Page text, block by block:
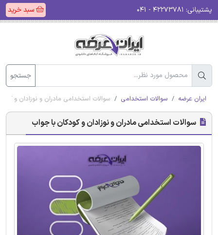
پشتیبانی: سبد خرید
جستجو
ایران عرضه سوالات استخدامی سوالات استخدامی مادران و نوزادان و
سوالات استخدامی مادران و نوزادان و کودکان با جواب